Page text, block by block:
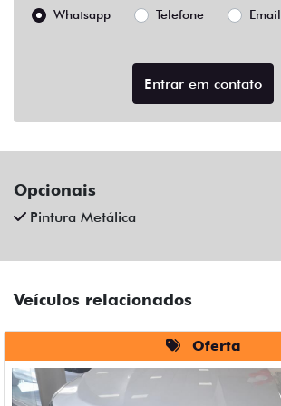
Whatsapp
Telefone Email
Entrar em contato
Opcionais
Pintura Metálica
Veículos relacionados
Oferta